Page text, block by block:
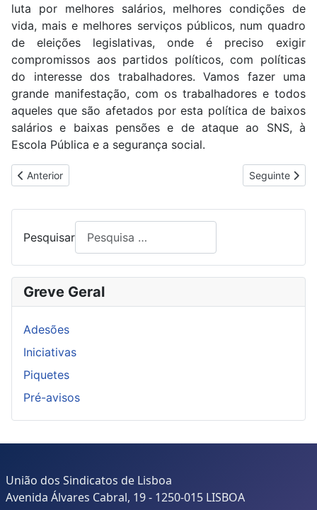
luta por melhores salários, melhores condições de
vida, mais e melhores serviços públicos, num quadro
de eleições legislativas, onde é preciso exigir
compromissos aos partidos políticos, com políticas
do interesse dos trabalhadores. Vamos fazer uma
grande manifestação, com os trabalhadores e todos
aqueles que são afetados por esta política de baixos
salários e baixas pensões e de ataque ao SNS, à
Escola Pública e a segurança social.
Artigo anterior: VITÓRIA DOS TRABALHADORES E DO
Anterior Artigo
Seguinte
Pesquisar
Greve Geral
Adesões
Iniciativas
Piquetes
Pré-avisos
União dos Sindicatos de Lisboa
Avenida Álvares Cabral, 19 - 1250-015 LISBOA